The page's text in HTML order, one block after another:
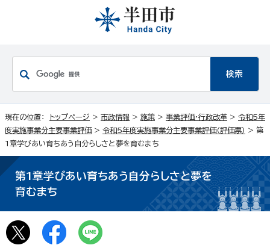
現在の位置： トップページ > 市政情報 > 施策 > 事業評価・行政改革 > 令和5年
度実施事業分主要事業評価> 令和5年度実施事業分主要事業評価（評価票） > 第
1章学びあい育ちあう自分らしさと夢を育むまち
第1章学びあい育ちあう自分らしさと夢を
育むまち